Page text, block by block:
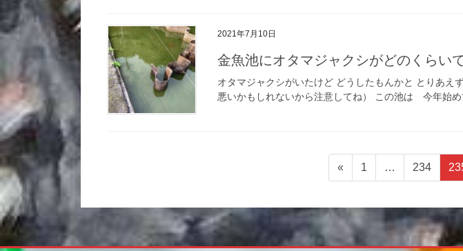
2021年7月10日
金魚池にオタマジャクシがどのくらい
オタマジャクシがいたけど どうしたもんかと とりあ
悪いかもしれないから注意してね） この池は 今年始
ナ
ビ
«
ペ
ー
1 …
ペ
ー
234
ペ
ー